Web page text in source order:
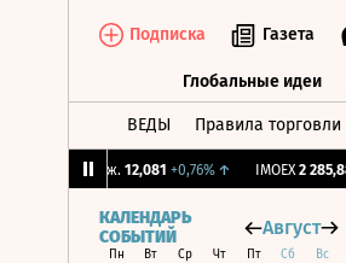
Подписка Газета
Глобальные идеи
ВЕДЫ Правила торговли
CNY Бирж. 12,081 +0,76%↑ IMOEX 2 285,88
КАЛЕНДАРЬ
СОБЫТИЙ
Август
Пн Вт Ср Чт Пт Сб Вс